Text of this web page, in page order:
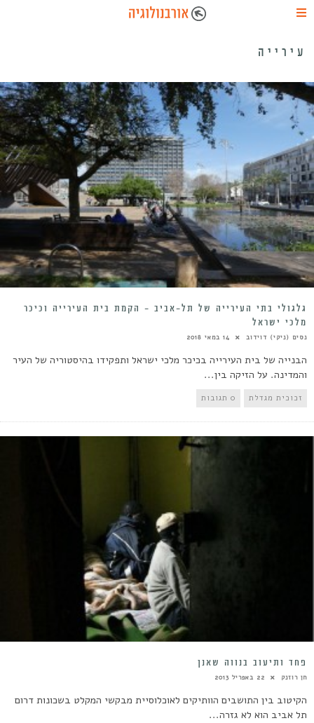
עירייה
גלגולי בתי העירייה של תל-אביב – הקמת בית העירייה וכיכר
מלכי ישראל
נסים (ניקי) דוידוב 14 במאי 2018
הבנייה של בית העירייה בכיכר מלכי ישראל ותפקידו בהיסטוריה של העיר
והמדינה. על הזיקה בין...
זכוכית מגדלת 0 תגובות
פחד ותיעוב בנווה שאנן
חן רוזנק 22 באפריל 2013
הקיטוב בין התושבים הוותיקים לאוכלוסיית מבקשי המקלט בשכונות דרום
תל אביב הוא לא גזרה...